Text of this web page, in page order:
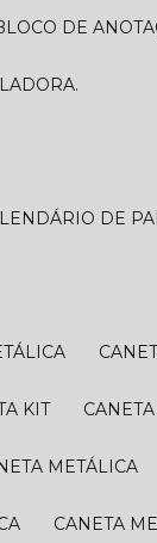
DE
DE
KIT
METÁLICA
CANETA